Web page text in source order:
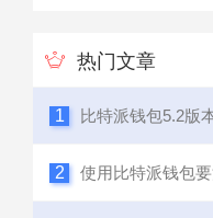
热门文章
1 比特派钱包5.2版本更
2 使用比特派钱包要注